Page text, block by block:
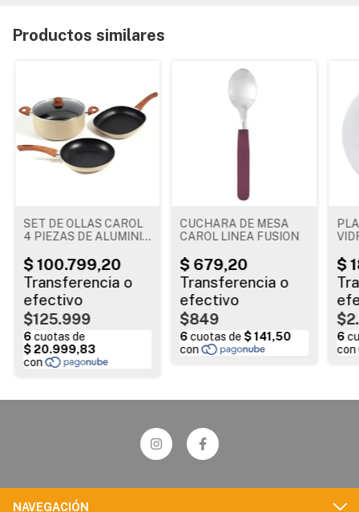
Productos similares
SET DE OLLAS CAROL
4 PIEZAS DE ALUMINIO
$125.999
CUCHARA DE MESA
CAROL LINEA FUSION
$849
NAVEGACIÓN